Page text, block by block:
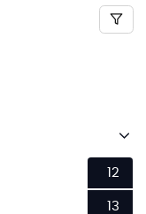
12
13